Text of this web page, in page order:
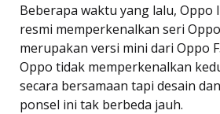
Beberapa waktu yang lalu, Oppo
resmi memperkenalkan seri
merupakan versi mini dari Oppo
Oppo tidak memperkenalkan
secara bersamaan tapi desain
ponsel ini tak berbeda jauh.